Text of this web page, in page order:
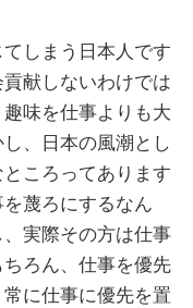
しまう日本人です
献しないわけでは
味を仕事よりも大
、日本の風潮とし
ころってあります
蔑ろにするなん
実際その方は仕事
ろん、仕事を優先
に仕事に優先を置